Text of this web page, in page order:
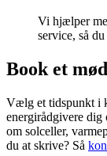
Vi hjælper
service, så
Book et
Vælg et tidspunkt i
energirådgivere
om solceller,
du at skrive? Så